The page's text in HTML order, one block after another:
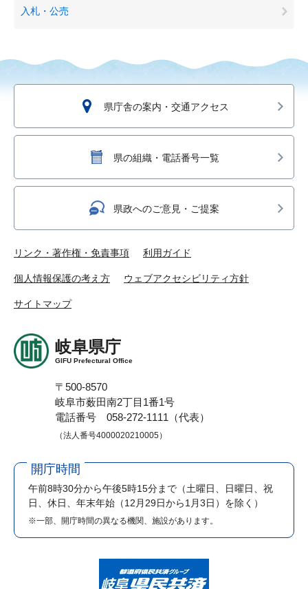
入札・公売
県庁舎の案内・交通アクセス
県の組織・電話番号一覧
県政へのご意見・ご提案
リンク・著作権・免責事項 利用ガイド
個人情報保護の考え方 ウェブアクセシビリティ方針
サイトマップ
岐阜県庁
GIFU Prefectural Office
〒500-8570
岐阜市薮田南2丁目1番1号
電話番号 058-272-1111（代表）
（法人番号4000020210005）
開庁時間
午前8時30分から午後5時15分まで （土曜日、日曜日、祝
日、休日、年末年始（12月29日から1月3日）を除く）
※一部、開庁時間の異なる機関、施設があります。